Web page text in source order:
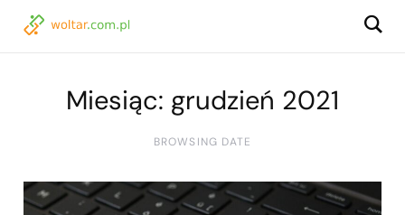
Miesiąc: grudzień 2021
BROWSING DATE